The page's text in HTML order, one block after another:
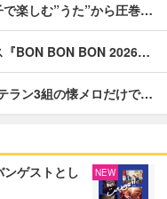
楽しむ”うた”から圧巻…
『BON BON BON 2026…
ラン3組の懐メロだけで…
ゲストとし
NEW